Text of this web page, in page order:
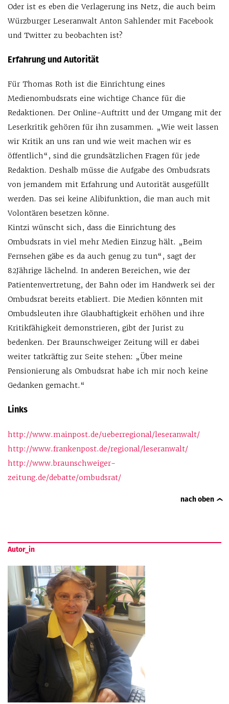
Oder ist es eben die Verlagerung ins Netz, die auch beim
Würzburger Leseranwalt Anton Sahlender mit Facebook
und Twitter zu beobachten ist?
Erfahrung und Autorität
Für Thomas Roth ist die Einrichtung eines
Medienombudsrats eine wichtige Chance für die
Redaktionen. Der Online-Auftritt und der Umgang mit der
Leserkritik gehören für ihn zusammen. „Wie weit lassen
wir Kritik an uns ran und wie weit machen wir es
öffentlich“, sind die grundsätzlichen Fragen für jede
Redaktion. Deshalb müsse die Aufgabe des Ombudsrats
von jemandem mit Erfahrung und Autorität ausgefüllt
werden. Das sei keine Alibifunktion, die man auch mit
Volontären besetzen könne.
Kintzi wünscht sich, dass die Einrichtung des
Ombudsrats in viel mehr Medien Einzug hält. „Beim
Fernsehen gäbe es da auch genug zu tun“, sagt der
82Jährige lächelnd. In anderen Bereichen, wie der
Patientenvertretung, der Bahn oder im Handwerk sei der
Ombudsrat bereits etabliert. Die Medien könnten mit
Ombudsleuten ihre Glaubhaftigkeit erhöhen und ihre
Kritikfähigkeit demonstrieren, gibt der Jurist zu
bedenken. Der Braunschweiger Zeitung will er dabei
weiter tatkräftig zur Seite stehen: „Über meine
Pensionierung als Ombudsrat habe ich mir noch keine
Gedanken gemacht.“
Links
http://www.mainpost.de/ueberregional/leseranwalt/
http://www.frankenpost.de/regional/leseranwalt/
http://www.braunschweiger-
zeitung.de/debatte/ombudsrat/
nach oben
Autor_in